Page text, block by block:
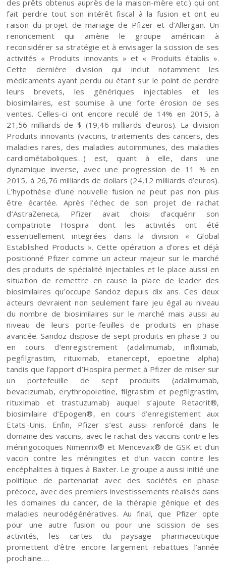
des prêts obtenus auprès de la maison-mère etc.) qui ont
fait perdre tout son intérêt fiscal à la fusion et ont eu
raison du projet de mariage de Pfizer et d’Allergan. Un
renoncement qui amène le groupe américain à
reconsidérer sa stratégie et à envisager la scission de ses
activités « Produits innovants » et « Produits établis ».
Cette dernière division qui inclut notamment les
médicaments ayant perdu ou étant sur le point de perdre
leurs brevets, les génériques injectables et les
biosimilaires, est soumise à une forte érosion de ses
ventes. Celles-ci ont encore reculé de 14% en 2015, à
21,56 milliards de $ (19,46 milliards d’euros). La division
Produits innovants (vaccins, traitements des cancers, des
maladies rares, des maladies autoimmunes, des maladies
cardiométaboliques…) est, quant à elle, dans une
dynamique inverse, avec une progression de 11 % en
2015, à 26,76 milliards de dollars (24,12 milliards d’euros).
L’hypothèse d’une nouvelle fusion ne peut pas non plus
être écartée. Après l’échec de son projet de rachat
d’AstraZeneca, Pfizer avait choisi d’acquérir son
compatriote Hospira dont les activités ont été
essentiellement integrées dans la division « Global
Established Products ». Cette opération a d’ores et déjà
positionné Pfizer comme un acteur majeur sur le marché
des produits de spécialité injectables et le place aussi en
situation de remettre en cause la place de leader des
biosimilaires qu’occupe Sandoz depuis dix ans. Ces deux
acteurs devraient non seulement faire jeu égal au niveau
du nombre de biosimilaires sur le marché mais aussi au
niveau de leurs porte-feuilles de produits en phase
avancée. Sandoz dispose de sept produits en phase 3 ou
en cours d’enregistrement (adalimumab, infliximab,
pegfilgrastim, rituximab, etanercept, epoetine alpha)
tandis que l’apport d’Hospira permet à Pfizer de miser sur
un portefeuille de sept produits (adalimumab,
bevacizumab, erythropoietine, filgrastim et pegfilgrastim,
rituximab et trastuzumab) auquel s’ajoute Retacrit®,
biosimilaire d’Epogen®, en cours d’enregistement aux
Etats-Unis. Enfin, Pfizer s’est aussi renforcé dans le
domaine des vaccins, avec le rachat des vaccins contre les
méningocoques Nimenrix® et Mencevax® de GSK et d’un
vaccin contre les méningites et d’un vaccin contre les
encéphalites à tiques à Baxter. Le groupe a aussi initié une
politique de partenariat avec des sociétés en phase
précoce, avec des premiers investissements réalisés dans
les domaines du cancer, de la thérapie génique et des
maladies neurodégénératives. Au final, que Pfizer opte
pour une autre fusion ou pour une scission de ses
activités, les cartes du paysage pharmaceutique
promettent d’être encore largement rebattues l’année
prochaine….